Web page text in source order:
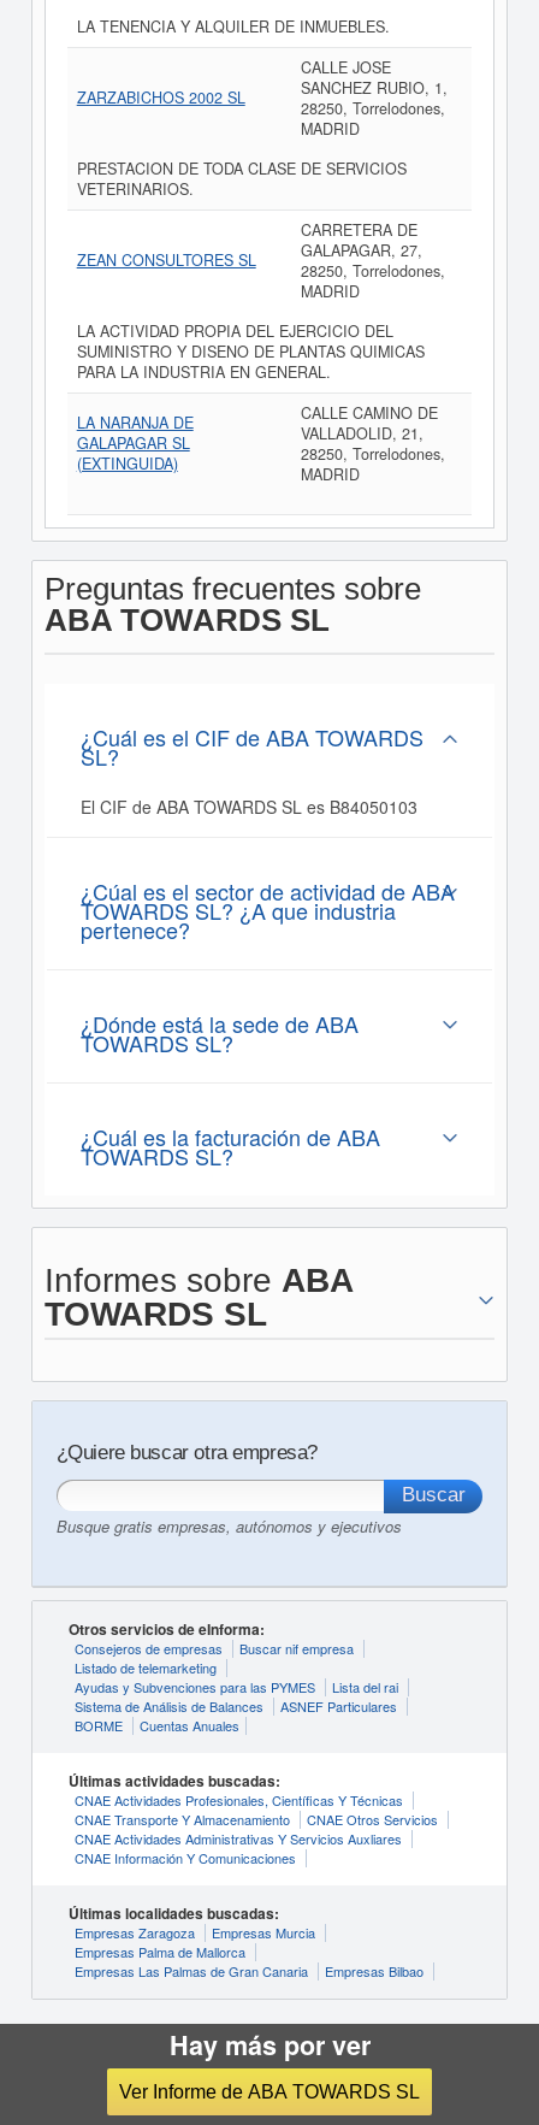
LA TENENCIA Y ALQUILER DE INMUEBLES.
ZARZABICHOS 2002 SL
CALLE JOSE
SANCHEZ RUBIO, 1,
28250, Torrelodones,
MADRID
PRESTACION DE TODA CLASE DE SERVICIOS
VETERINARIOS.
ZEAN CONSULTORES SL
CARRETERA DE
GALAPAGAR, 27,
28250, Torrelodones,
MADRID
LA ACTIVIDAD PROPIA DEL EJERCICIO DEL
SUMINISTRO Y DISENO DE PLANTAS QUIMICAS
PARA LA INDUSTRIA EN GENERAL.
LA NARANJA DE
GALAPAGAR SL
(EXTINGUIDA)
CALLE CAMINO DE
VALLADOLID, 21,
28250, Torrelodones,
MADRID
Preguntas frecuentes sobre
ABA TOWARDS SL
¿Cuál es el CIF de ABA TOWARDS
SL?
El CIF de ABA TOWARDS SL es B84050103
¿Cúal es el sector de actividad de ABA
TOWARDS SL? ¿A que industria
pertenece?
¿Dónde está la sede de ABA
TOWARDS SL?
¿Cuál es la facturación de ABA
TOWARDS SL?
Informes sobre ABA
TOWARDS SL
¿Quiere buscar otra empresa?
Busque gratis empresas, autónomos y ejecutivos
Otros servicios de eInforma:
Consejeros de empresas
Buscar nif empresa
Listado de telemarketing
Ayudas y Subvenciones para las PYMES
Lista del rai
Sistema de Análisis de Balances
ASNEF Particulares
BORME
Cuentas Anuales
Últimas actividades buscadas:
CNAE Actividades Profesionales, Científicas Y Técnicas
CNAE Transporte Y Almacenamiento
CNAE Otros Servicios
CNAE Actividades Administrativas Y Servicios Auxliares
CNAE Información Y Comunicaciones
Últimas localidades buscadas:
Empresas Zaragoza
Empresas Murcia
Empresas Palma de Mallorca
Empresas Las Palmas de Gran Canaria
Empresas Bilbao
© INFORMA D&B S.A.U. (S.M.E.)
Condiciones de Uso
Hay más por ver
Ver Informe de ABA TOWARDS SL